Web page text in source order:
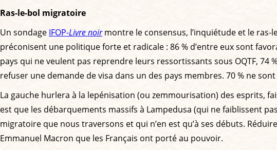
Ras-le-bol migratoire
Un sondage IFOP-Livre noirmontre le consensus, l’inquiétude et le ras-
préconisent une politique forte et radicale : 86 % d’entre eux sont
pays qui ne veulent pas reprendre leurs ressortissants sous OQTF, 74
refuser une demande de visa dans un des pays membres. 70 % ne
La gauche hurlera à la lepénisation (ou zemmourisation) des esprits,
est que les débarquements massifs à Lampedusa (qui ne faiblissent
migratoire que nous traversons et qui n’en est qu’à ses débuts.
Emmanuel Macron que les Français ont porté au pouvoir.